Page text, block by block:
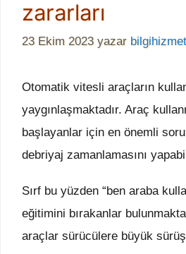
zararları
23 Ekim 2023 yazar
Otomatik vitesli araçların
yaygınlaşmaktadır. Araç
başlayanlar için en önemli
debriyaj zamanlamasını
Sırf bu yüzden “ben araba
eğitimini bırakanlar
araçlar sürücülere büyük sürüş